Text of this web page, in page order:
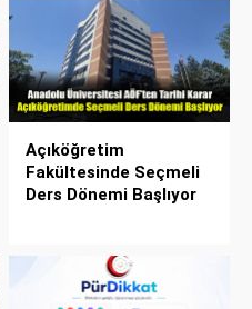
Açıköğretim
Fakültesinde Seçmeli
Ders Dönemi Başlıyor